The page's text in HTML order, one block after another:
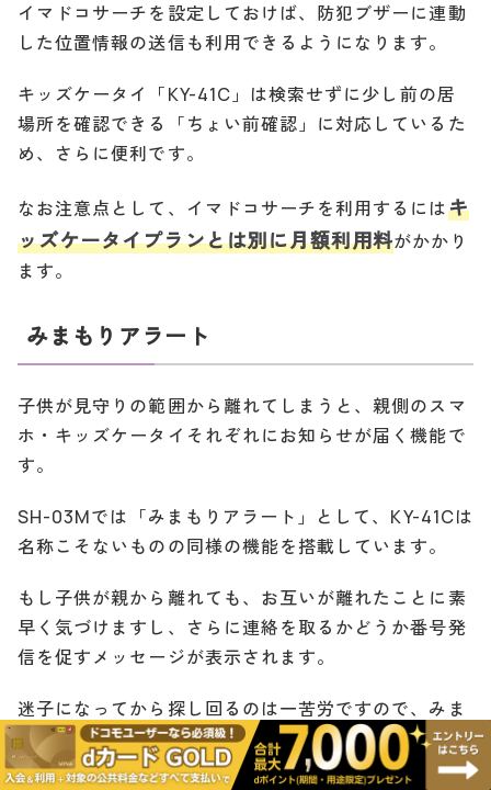
イマドコサーチを設定しておけば、防犯ブザーに連動
した位置情報の送信も利用できるようになります。
キッズケータイ「KY-41C」は検索せずに少し前の居
場所を確認できる「ちょい前確認」に対応しているた
め、さらに便利です。
なお注意点として、イマドコサーチを利用するにはキ
ッズケータイプランとは別に月額利用料がかかり
ます。
みまもりアラート
子供が見守りの範囲から離れてしまうと、親側のスマ
ホ・キッズケータイそれぞれにお知らせが届く機能で
す。
SH-03Mでは「みまもりアラート」として、KY-41Cは
名称こそないものの同様の機能を搭載しています。
もし子供が親から離れても、お互いが離れたことに素
早く気づけますし、さらに連絡を取るかどうか番号発
信を促すメッセージが表示されます。
迷子になってから探し回るのは一苦労ですので、みま
もりアラートはぜひ利用していただきたい機能です。